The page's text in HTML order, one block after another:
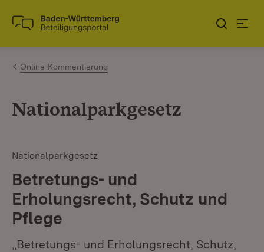
Zum Inhalt springen
Link zur Startseite
Online-Kommentierung
Nationalparkgesetz
Nationalparkgesetz
Betretungs- und
Erholungsrecht, Schutz und
Pflege
„Betretungs- und Erholungsrecht, Schutz,